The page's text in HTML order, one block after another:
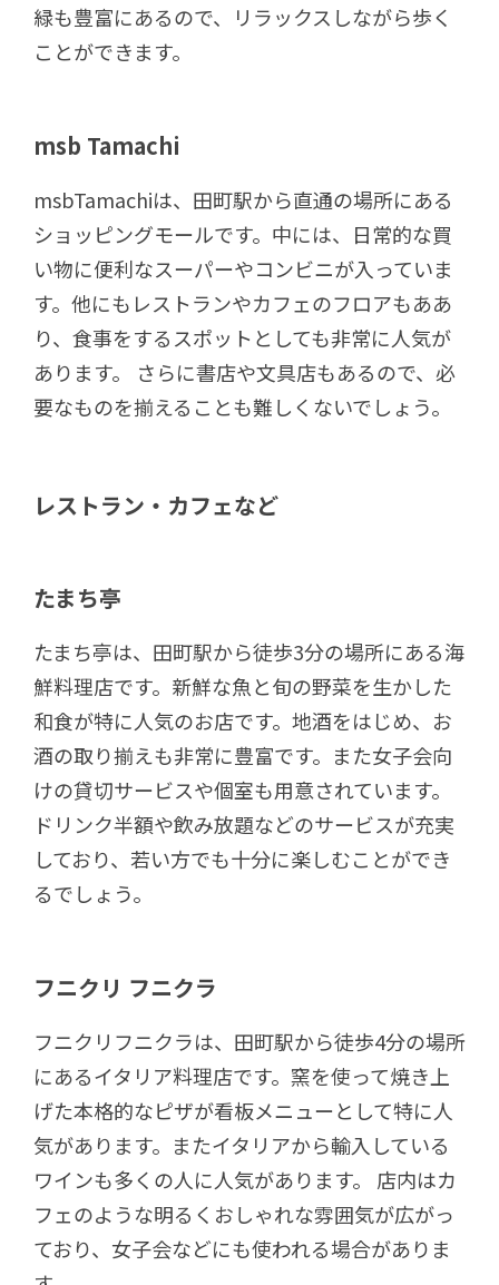
緑も豊富にあるので、リラックスしながら歩く
ことができます。
msb Tamachi
msbTamachiは、田町駅から直通の場所にある
ショッピングモールです。中には、日常的な買
い物に便利なスーパーやコンビニが入っていま
す。他にもレストランやカフェのフロアもああ
り、食事をするスポットとしても非常に人気が
あります。 さらに書店や文具店もあるので、必
要なものを揃えることも難しくないでしょう。
レストラン・カフェなど
たまち亭
たまち亭は、田町駅から徒歩3分の場所にある海
鮮料理店です。新鮮な魚と旬の野菜を生かした
和食が特に人気のお店です。地酒をはじめ、お
酒の取り揃えも非常に豊富です。また女子会向
けの貸切サービスや個室も用意されています。
ドリンク半額や飲み放題などのサービスが充実
しており、若い方でも十分に楽しむことができ
るでしょう。
フニクリ フニクラ
フニクリフニクラは、田町駅から徒歩4分の場所
にあるイタリア料理店です。窯を使って焼き上
げた本格的なピザが看板メニューとして特に人
気があります。またイタリアから輸入している
ワインも多くの人に人気があります。 店内はカ
フェのような明るくおしゃれな雰囲気が広がっ
ており、女子会などにも使われる場合がありま